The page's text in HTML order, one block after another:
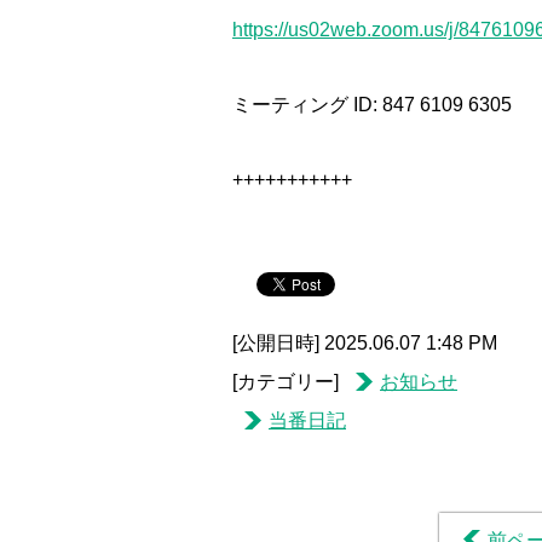
https://us02web.zoom.us/j/
ミーティング ID: 847 6109 6305
+++++++++++
[公開日時] 2025.06.07 1:48 PM
[カテゴリー]
お知らせ
当番日記